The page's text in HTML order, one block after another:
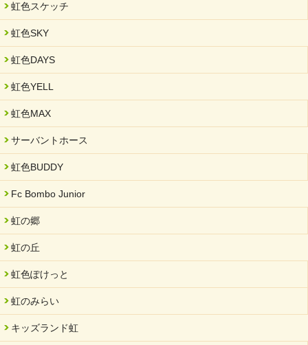
2025/03/01
餅つき大会を開催しました
2025/01/31
「可児の企業魅力発見フェア」に出展しました
就労継続支援B型「エコボール」事業を始めました
2024/09/10
2024/08/26
2024/08/01
夏休み学習支援・可茂自悠学舎
2024/07/03
中部学院大学「現代福祉マネジメント」ゲスト講師
2024/04/17
SDGs発表会・研修会
2024/04/05
虹色スケッチ
虹色SKY
虹色DAYS
虹色YELL
虹色MAX
サーバントホース
虹色BUDDY
Fc Bombo Junior
虹の郷
虹の丘
虹色ぽけっと
虹のみらい
キッズランド虹